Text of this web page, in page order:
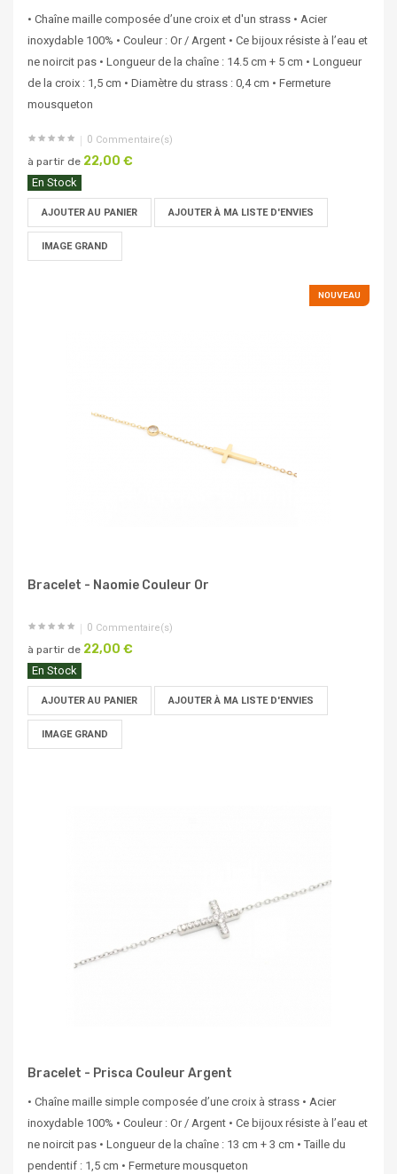
• Chaîne maille composée d’une croix et d'un strass • Acier
inoxydable 100% • Couleur : Or / Argent • Ce bijoux résiste à l’eau et
ne noircit pas • Longueur de la chaîne : 14.5 cm + 5 cm • Longueur
de la croix : 1,5 cm • Diamètre du strass : 0,4 cm • Fermeture
mousqueton
0 Commentaire(s)
à partir de 22,00 €
En Stock
AJOUTER AU PANIER AJOUTER À MA LISTE D'ENVIES
IMAGE GRAND
NOUVEAU
Bracelet - Naomie Couleur Or
0 Commentaire(s)
à partir de 22,00 €
En Stock
AJOUTER AU PANIER AJOUTER À MA LISTE D'ENVIES
IMAGE GRAND
Bracelet - Prisca Couleur Argent
• Chaîne maille simple composée d’une croix à strass • Acier
inoxydable 100% • Couleur : Or / Argent • Ce bijoux résiste à l’eau et
ne noircit pas • Longueur de la chaîne : 13 cm + 3 cm • Taille du
pendentif : 1,5 cm • Fermeture mousqueton